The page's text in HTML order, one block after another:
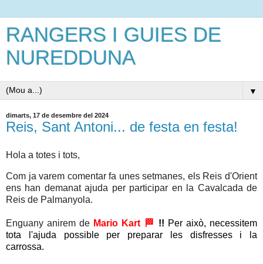
RANGERS I GUIES DE
NUREDDUNA
▼
dimarts, 17 de desembre del 2024
Reis, Sant Antoni... de festa en festa!
Hola a totes i tots,
Com ja varem comentar fa unes setmanes, els Reis d'Orient
ens han demanat ajuda per participar en la Cavalcada de
Reis de Palmanyola.
Enguany anirem de Mario Kart 🏁 !! Per això, necessitem
tota l'ajuda possible per preparar les disfresses i la
carrossa.